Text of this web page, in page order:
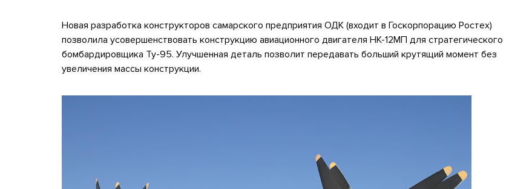
Новая разработка конструкторов самарского предприятия ОДК (входит в Госкорпорацию Ростех)
позволила усовершенствовать конструкцию авиационного двигателя НК-12МП для стратегического
бомбардировщика Ту-95. Улучшенная деталь позволит передавать больший крутящий момент без
увеличения массы конструкции.